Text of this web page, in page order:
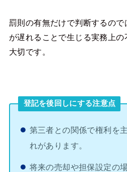
罰則の有無だけで判断するの
が遅れることで生じる実務上
大切です。
登記を後回しにする注意点
第三者との関係で権利を
れがあります。
将来の売却や担保設定の